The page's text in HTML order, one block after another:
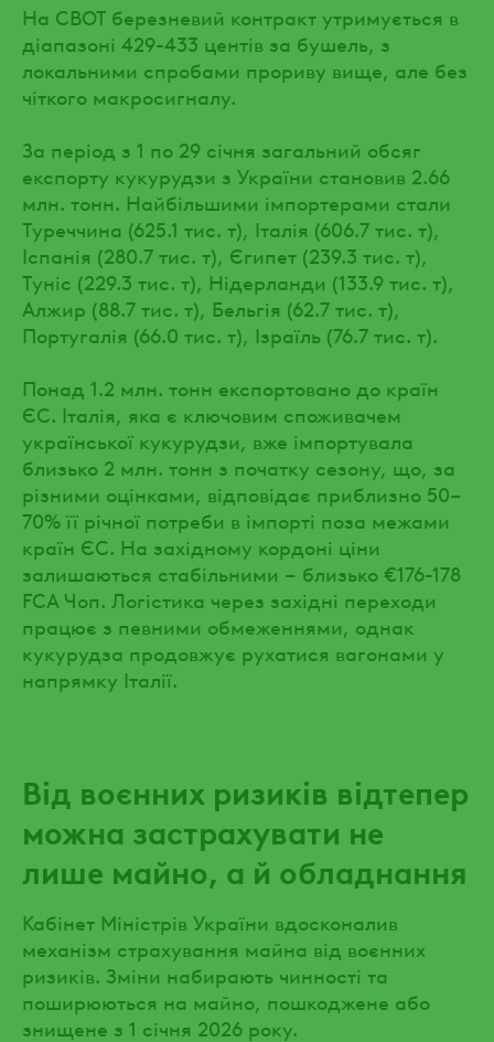
На CBOT березневий контракт утримується в
діапазоні 429-433 центів за бушель, з
локальними спробами прориву вище, але без
чіткого макросигналу.
За період з 1 по 29 січня загальний обсяг
експорту кукурудзи з України становив 2.66
млн. тонн. Найбільшими імпортерами стали
Туреччина (625.1 тис. т), Італія (606.7 тис. т),
Іспанія (280.7 тис. т), Єгипет (239.3 тис. т),
Туніс (229.3 тис. т), Нідерланди (133.9 тис. т),
Алжир (88.7 тис. т), Бельгія (62.7 тис. т),
Португалія (66.0 тис. т), Ізраїль (76.7 тис. т).
Понад 1.2 млн. тонн експортовано до країн
ЄС. Італія, яка є ключовим споживачем
української кукурудзи, вже імпортувала
близько 2 млн. тонн з початку сезону, що, за
різними оцінками, відповідає приблизно 50–
70% її річної потреби в імпорті поза межами
країн ЄС. На західному кордоні ціни
залишаються стабільними – близько €176-178
FCA Чоп. Логістика через західні переходи
працює з певними обмеженнями, однак
кукурудза продовжує рухатися вагонами у
напрямку Італії.
Від воєнних ризиків відтепер
можна застрахувати не
лише майно, а й обладнання
Кабінет Міністрів України вдосконалив
механізм страхування майна від воєнних
ризиків. Зміни набирають чинності та
поширюються на майно, пошкоджене або
знищене з 1 січня 2026 року.